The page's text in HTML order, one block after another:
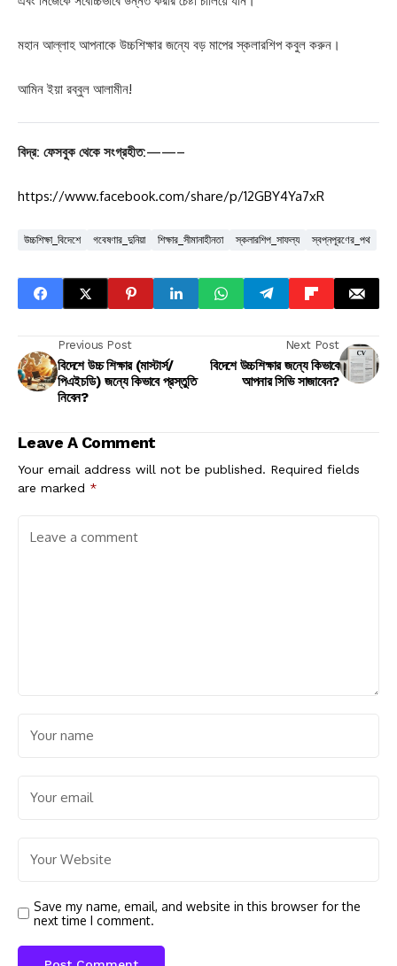
মহান আল্লাহ আপনাকে উচ্চশিক্ষার জন্যে বড় মাপের স্কলারশিপ কবুল করুন।
আমিন ইয়া রব্বুল আলামীন!
বিদ্র: ফেসবুক থেকে সংগ্রহীত:——–
https://www.facebook.com/share/p/12GBY4Ya7xR
উচ্চশিক্ষা_বিদেশে গবেষণার_দুনিয়া শিক্ষার_সীমানাহীনতা স্কলারশিপ_সাফল্য স্বপ্নপূরণের_পথ
Previous Post
বিদেশে উচ্চ শিক্ষার (মাস্টার্স/
পিএইচডি) জন্যে কিভাবে প্রস্তুতি
নিবেন?
Next Post
বিদেশে উচ্চশিক্ষার জন্যে কিভাবে
আপনার সিভি সাজাবেন?
Leave A Comment
Your email address will not be published. Required fields
are marked *
Save my name, email, and website in this browser for the
next time I comment.